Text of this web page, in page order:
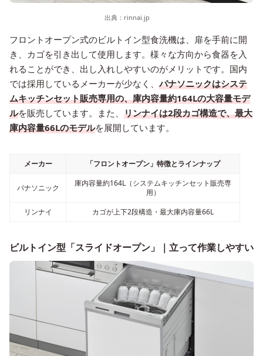
出典： rinnai.jp
フロントオープン式のビルトイン型食洗機は、扉を手前に開
き、カゴを引き出して使用します。様々な方向から食器を入
れることができ、出し入れしやすいのがメリットです。国内
では採用しているメーカーが少なく、 パナソニックはシステ
ムキッチンセット販売専用の、庫内容量約164Lの大容量モデ
ルを販売しています。また、 リンナイは2段カゴ構造で、最大
庫内容量66Lのモデルを展開しています。
メーカー 「フロントオープン」特徴とラインナップ
パナソニック
庫内容量約164L（システムキッチンセット販売専
用）
リンナイ
カゴが上下2段構造・最大庫内容量66L
ビルトイン型「スライドオープン」｜立って作業しやすい